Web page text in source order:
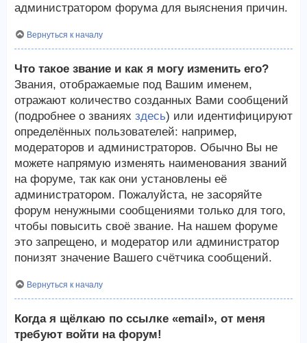
администратором форума для выяснения причин.
Вернуться к началу
Что такое звание и как я могу изменить его?
Звания, отображаемые под Вашим именем,
отражают количество созданных Вами сообщений
(подробнее о званиях здесь) или идентифицируют
определённых пользователей: например,
модераторов и администраторов. Обычно Вы не
можете напрямую изменять наименования званий
на форуме, так как они установлены её
администратором. Пожалуйста, не засоряйте
форум ненужными сообщениями только для того,
чтобы повысить своё звание. На нашем форуме
это запрещено, и модератор или администратор
понизят значение Вашего счётчика сообщений.
Вернуться к началу
Когда я щёлкаю по ссылке «email», от меня
требуют войти на форум!